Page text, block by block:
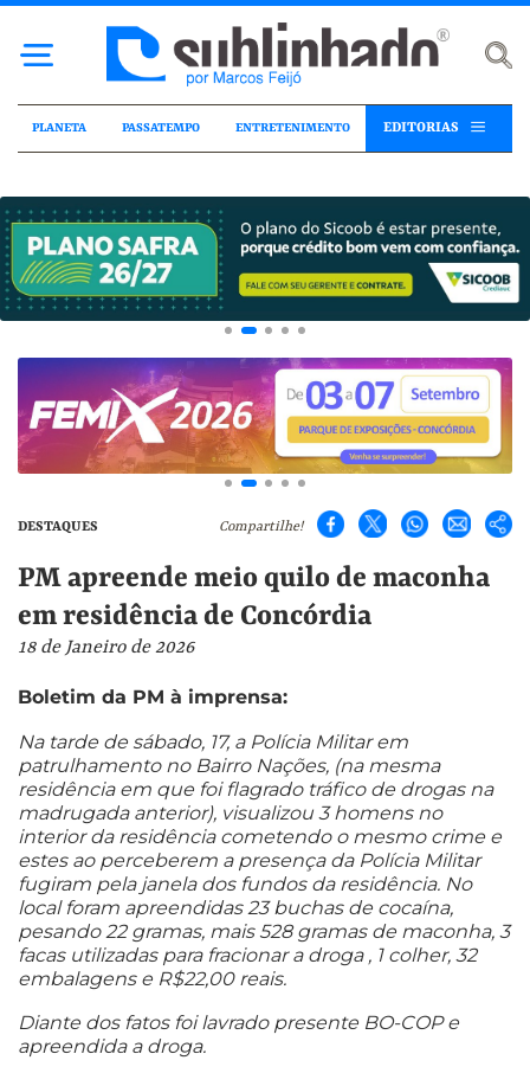
PLANETA PASSATEMPO ENTRETENIMENTO EDITORIAS
DESTAQUES Compartilhe!
PM apreende meio quilo de maconha
em residência de Concórdia
18 de Janeiro de 2026
Boletim da PM à imprensa:
Na tarde de sábado, 17, a Polícia Militar em
patrulhamento no Bairro Nações, (na mesma
residência em que foi flagrado tráfico de drogas na
madrugada anterior), visualizou 3 homens no
interior da residência cometendo o mesmo crime e
estes ao perceberem a presença da Polícia Militar
fugiram pela janela dos fundos da residência. No
local foram apreendidas 23 buchas de cocaína,
pesando 22 gramas, mais 528 gramas de maconha, 3
facas utilizadas para fracionar a droga , 1 colher, 32
embalagens e R$22,00 reais.
Diante dos fatos foi lavrado presente BO-COP e
apreendida a droga.